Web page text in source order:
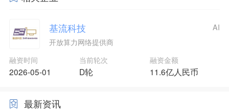
基流科技
开放算力网络提供商
AI
融资时间
2026-05-01
当前轮次
D轮
融资金额
11.6亿人民币
最新资讯